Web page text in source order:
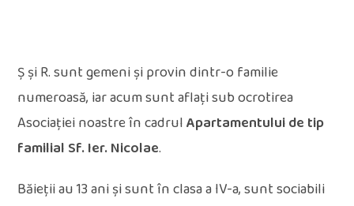
Ș și R. sunt gemeni și provin dintr-o familie
numeroasă, iar acum sunt aflați sub ocrotirea
Asociației noastre în cadrulApartamentuluide tip
familialSf. Ier. Nicolae.
Băieții au 13 ani și sunt în clasa a IV-a, sunt sociabili